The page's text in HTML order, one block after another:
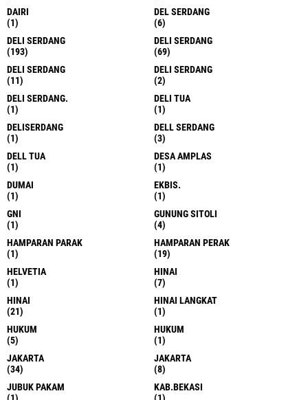
DAIRI
(1)
DEL SERDANG
(6)
DELI SERDANG
(193)
DELI SERDANG
(69)
DELI SERDANG
(11)
DELI SERDANG
(2)
DELI SERDANG.
(1)
DELI TUA
(1)
DELISERDANG
(1)
DELL SERDANG
(3)
DELL TUA
(1)
DESA AMPLAS
(1)
DUMAI
(1)
EKBIS.
(1)
GNI
(1)
GUNUNG SITOLI
(4)
HAMPARAN PARAK
(1)
HAMPARAN PERAK
(19)
HELVETIA
(1)
HINAI
(7)
HINAI
(21)
HINAI LANGKAT
(1)
HUKUM
(5)
HUKUM
(1)
JAKARTA
(34)
JAKARTA
(8)
JUBUK PAKAM
KAB.BEKASI